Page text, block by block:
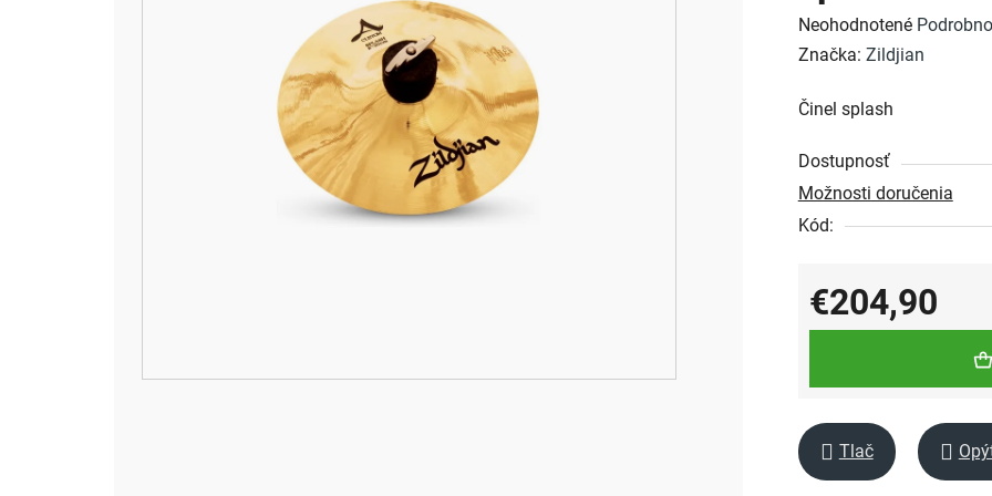
Priemerné
hodnotenie
je
z
5
hviezdičiek.
Neohodnotené
Značka: Zildjian
Činel splash
Dostupnosť
Možnosti doručenia
Kód:
€204,90
Jednotková cena:
Tlač